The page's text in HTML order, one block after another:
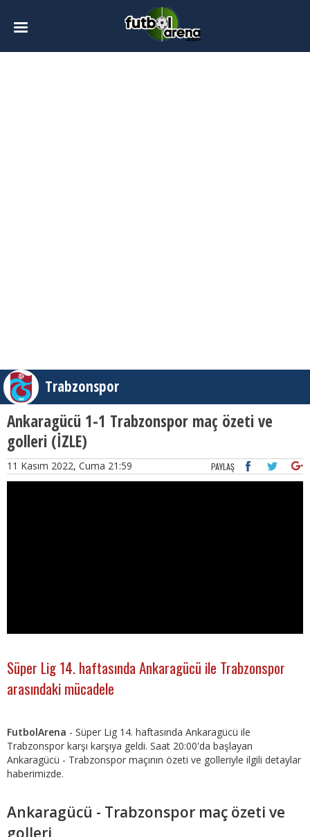
Trabzonspor
Ankaragücü 1-1 Trabzonspor maç özeti ve
golleri (İZLE)
11 Kasım 2022, Cuma 21:59 PAYLAŞ
Süper Lig 14. haftasında Ankaragücü ile Trabzonspor
arasındaki mücadele
FutbolArena - Süper Lig 14. haftasında Ankaragücü ile
Trabzonspor karşı karşıya geldi. Saat 20:00'da başlayan
Ankaragücü - Trabzonspor maçının özeti ve golleriyle ilgili detaylar
haberimizde.
Ankaragücü - Trabzonspor maç özeti ve
golleri